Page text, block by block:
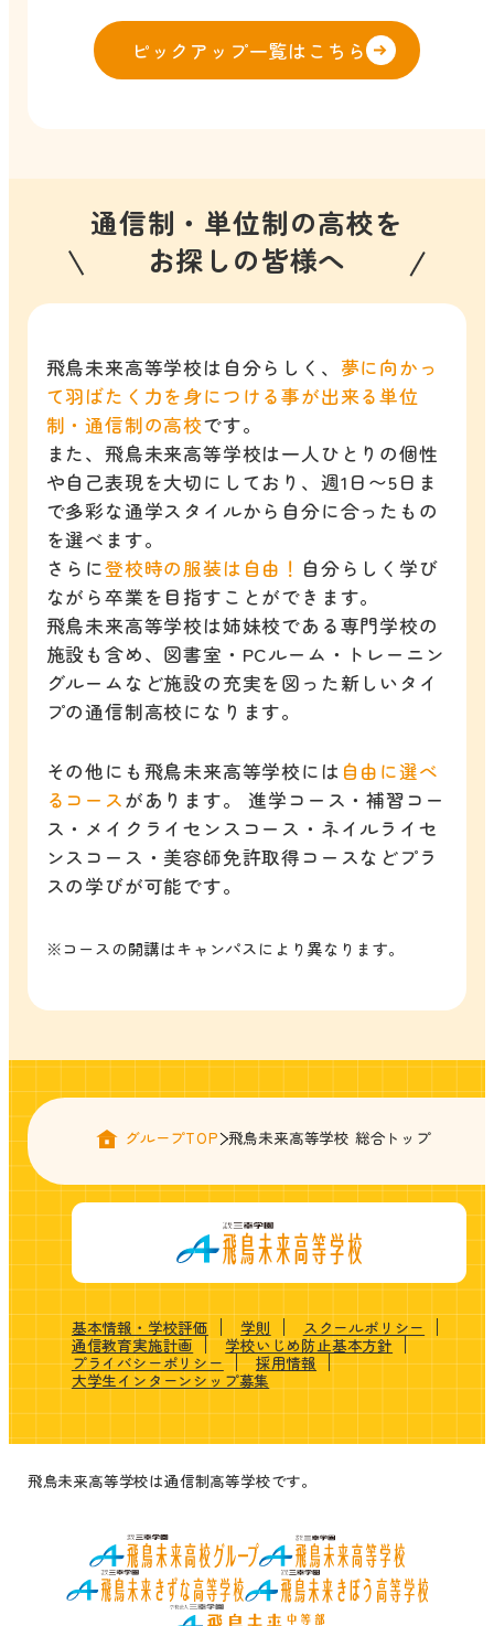
ピックアップ一覧はこちら
通信制・単位制の高校を
お探しの皆様へ
飛鳥未来高等学校は自分らしく、 夢に向かっ
て羽ばたく力を身につける事が出来る単位
制・通信制の高校です。
また、飛鳥未来高等学校は一人ひとりの個性
や自己表現を大切にしており、週1日〜5日ま
で多彩な通学スタイルから自分に合ったもの
を選べます。
さらに登校時の服装は自由！ 自分らしく学び
ながら卒業を目指すことができます。
飛鳥未来高等学校は姉妹校である専門学校の
施設も含め、図書室・PCルーム・トレーニン
グルームなど施設の充実を図った新しいタイ
プの通信制高校になります。
その他にも飛鳥未来高等学校には 自由に選べ
るコースがあります。 進学コース・補習コー
ス・メイクライセンスコース・ネイルライセ
ンスコース・美容師免許取得コースなどプラ
スの学びが可能です。
※コースの開講はキャンパスにより異なります。
グループTOP 飛鳥未来高等学校 総合トップ
基本情報・学校評価 学則
スクールポリシー
通信教育実施計画
学校いじめ防止基本方針
プライバシーポリシー
採用情報
大学生インターンシップ募集
飛鳥未来高等学校は通信制高等学校です。